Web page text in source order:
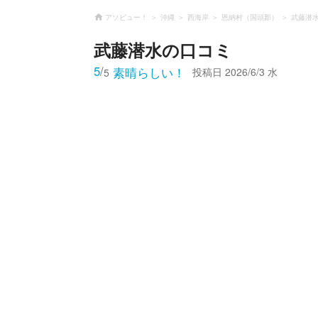
アソビュー！ 沖縄 西海岸 恩納村（国頭郡） 武藤潜水
武藤潜水の口コミ
5/5 素晴らしい！ 投稿日 2026/6/3 水